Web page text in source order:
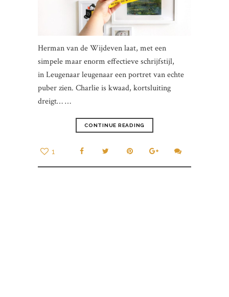
Herman van de Wijdeven laat, met een
simpele maar enorm effectieve schrijfstijl,
in Leugenaar leugenaar een portret van echte
puber zien. Charlie is kwaad, kortsluiting
dreigt… …
CONTINUE READING
1